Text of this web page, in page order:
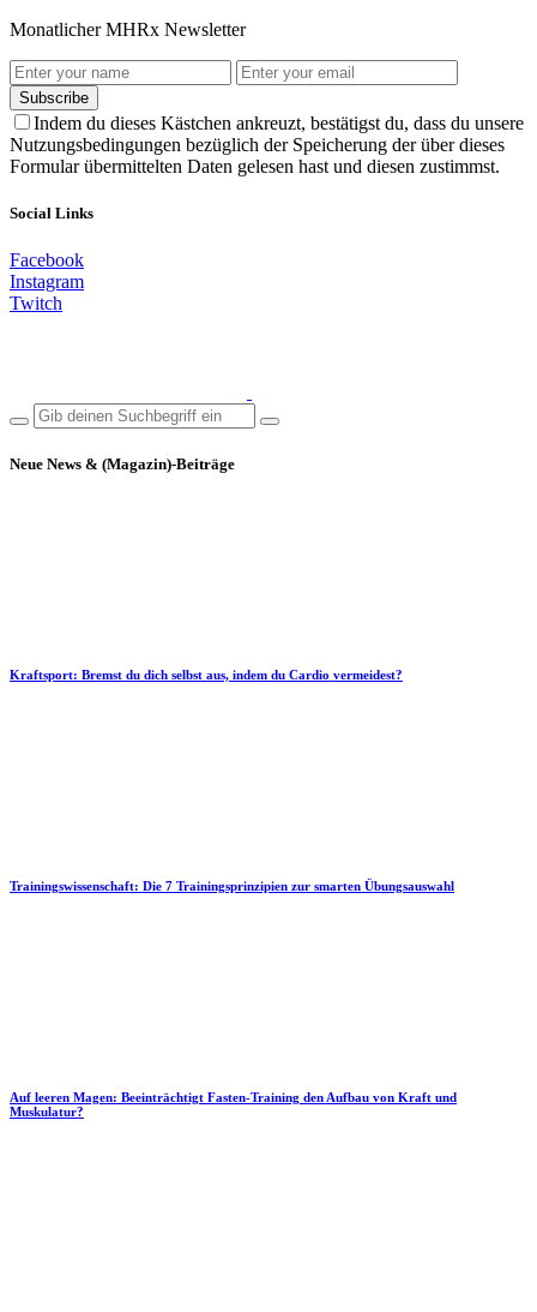
Monatlicher MHRx Newsletter
Subscribe
Indem du dieses Kästchen ankreuzt, bestätigst du, dass du unsere
Nutzungsbedingungen bezüglich der Speicherung der über dieses
Formular übermittelten Daten gelesen hast und diesen zustimmst.
Social Links
Facebook
Instagram
Twitch
Neue News & (Magazin)-Beiträge
Kraftsport: Bremst du dich selbst aus, indem du Cardio vermeidest?
Trainingswissenschaft: Die 7 Trainingsprinzipien zur smarten Übungsauswahl
Auf leeren Magen: Beeinträchtigt Fasten-Training den Aufbau von Kraft und
Muskulatur?